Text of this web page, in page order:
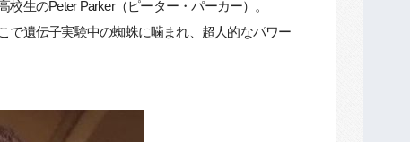
生のPeter Parker（ピーター・パーカー）。
で遺伝子実験中の蜘蛛に噛まれ、超人的なパワー